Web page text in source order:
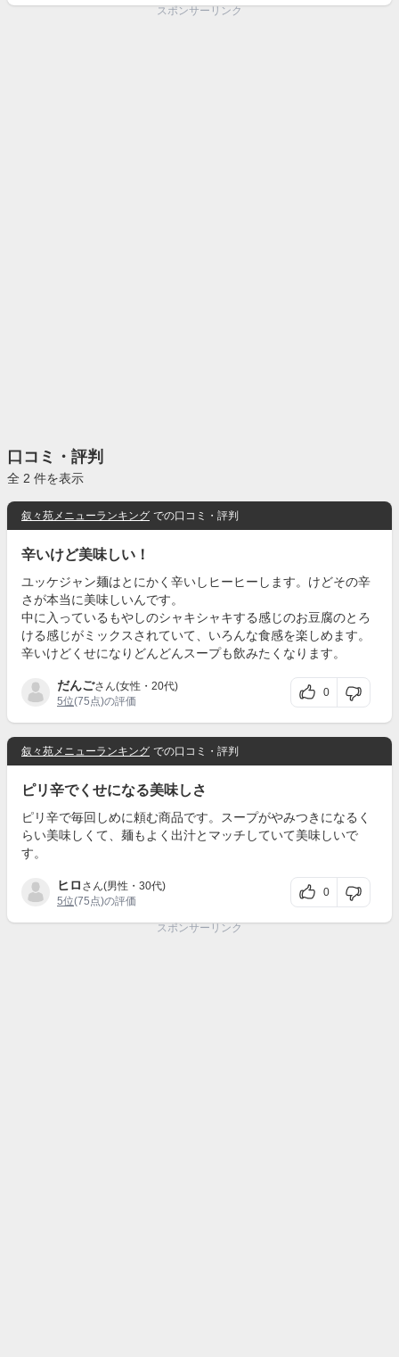
スポンサーリンク
口コミ・評判
全 2 件を表示
叙々苑メニューランキング での口コミ・評判
辛いけど美味しい！
ユッケジャン麺はとにかく辛いしヒーヒーします。けどその辛
さが本当に美味しいんです。
中に入っているもやしのシャキシャキする感じのお豆腐のとろ
ける感じがミックスされていて、いろんな食感を楽しめます。
辛いけどくせになりどんどんスープも飲みたくなります。
だんごさん(女性・20代)
5位(75点)の評価
0
叙々苑メニューランキング での口コミ・評判
ピリ辛でくせになる美味しさ
ピリ辛で毎回しめに頼む商品です。スープがやみつきになるく
らい美味しくて、麺もよく出汁とマッチしていて美味しいで
す。
ヒロ さん(男性・30代)
5位(75点)の評価
0
スポンサーリンク